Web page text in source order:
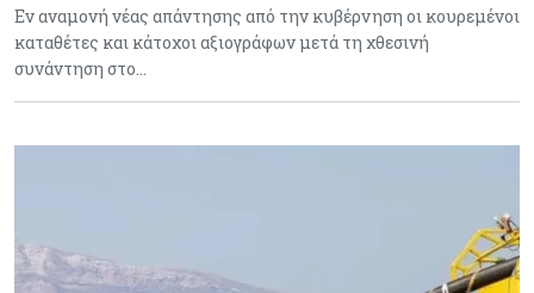
Εν αναμονή νέας απάντησης από την κυβέρνηση οι κουρεμένοι
καταθέτες και κάτοχοι αξιογράφων μετά τη χθεσινή
συνάντηση στο…